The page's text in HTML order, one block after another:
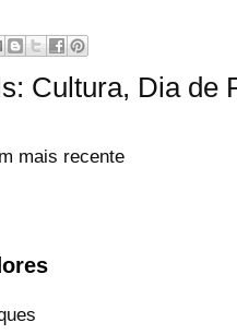
Cultura, Dia de
mais recente